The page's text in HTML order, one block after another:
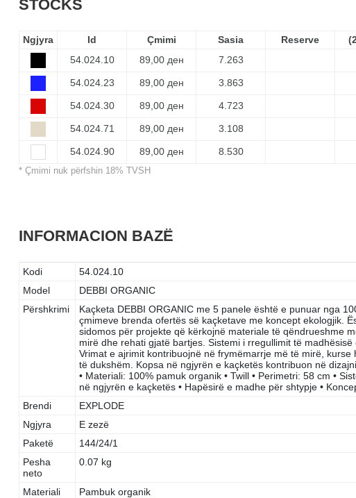
STOCKS
Ngjyra Id Çmimi Sasia Reserve
54.024.10
89,00 ден 7.263
54.024.23 89,00 ден 3.863
54.024.30 89,00 ден 4.723
54.024.71 89,00 ден 3.108
54.024.90 89,00 ден
8.530
* Çmimi nuk përfshin 18% TVSH
INFORMACION BAZË
Kodi
54.024.10
Model
DEBBI ORGANIC
Përshkrimi
Kaçketa DEBBI ORGANIC me 5 panele është e punuar nga
çmimeve brenda ofertës së kaçketave me koncept ekologjik.
sidomos për projekte që kërkojnë materiale të qëndrueshme
mirë dhe rehati gjatë bartjes. Sistemi i rregullimit të
Vrimat e ajrimit kontribuojnë në frymëmarrje më të mirë,
të dukshëm. Kopsa në ngjyrën e kaçketës kontribuon në
• Materiali: 100% pamuk organik • Twill • Perimetri: 58 cm •
në ngjyrën e kaçketës • Hapësirë e madhe për shtypje •
Brendi
EXPLODE
Ngjyra
E zezë
Paketë
144/24/1
Pesha
neto
0.07 kg
Materiali
Pambuk organik